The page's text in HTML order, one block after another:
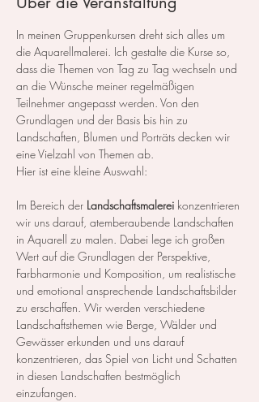
In meinen Gruppenkursen dreht sich alles um
die Aquarellmalerei. Ich gestalte die Kurse so,
dass die Themen von Tag zu Tag wechseln und
an die Wünsche meiner regelmäßigen
Teilnehmer angepasst werden. Von den
Grundlagen und der Basis bis hin zu
Landschaften, Blumen und Porträts decken wir
eine Vielzahl von Themen ab.
Hier ist eine kleine Auswahl:
Im Bereich der Landschaftsmalerei konzentrieren
wir uns darauf, atemberaubende Landschaften
in Aquarell zu malen. Dabei lege ich großen
Wert auf die Grundlagen der Perspektive,
Farbharmonie und Komposition, um realistische
und emotional ansprechende Landschaftsbilder
zu erschaffen. Wir werden verschiedene
Landschaftsthemen wie Berge, Wälder und
Gewässer erkunden und uns darauf
konzentrieren, das Spiel von Licht und Schatten
in diesen Landschaften bestmöglich
einzufangen.